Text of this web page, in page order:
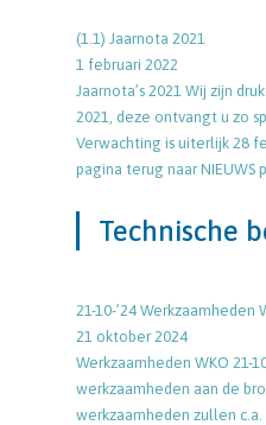
(1.1) Jaarnota 2021
1 februari 2022
Jaarnota’s 2021 Wij zijn
2021, deze ontvangt u zo
Verwachting is uiterlijk 28
pagina terug naar NIEUWS
Technische
21-10-’24 Werkzaamheden
21 oktober 2024
Werkzaamheden WKO 21-
werkzaamheden aan de
werkzaamheden zullen